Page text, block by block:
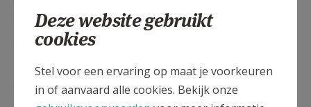
10.30
10/01
Eucharistie
Deze website gebruikt
cookies
Stel voor een ervaring op maat je voorkeuren
in of aanvaard alle cookies. Bekijk onze